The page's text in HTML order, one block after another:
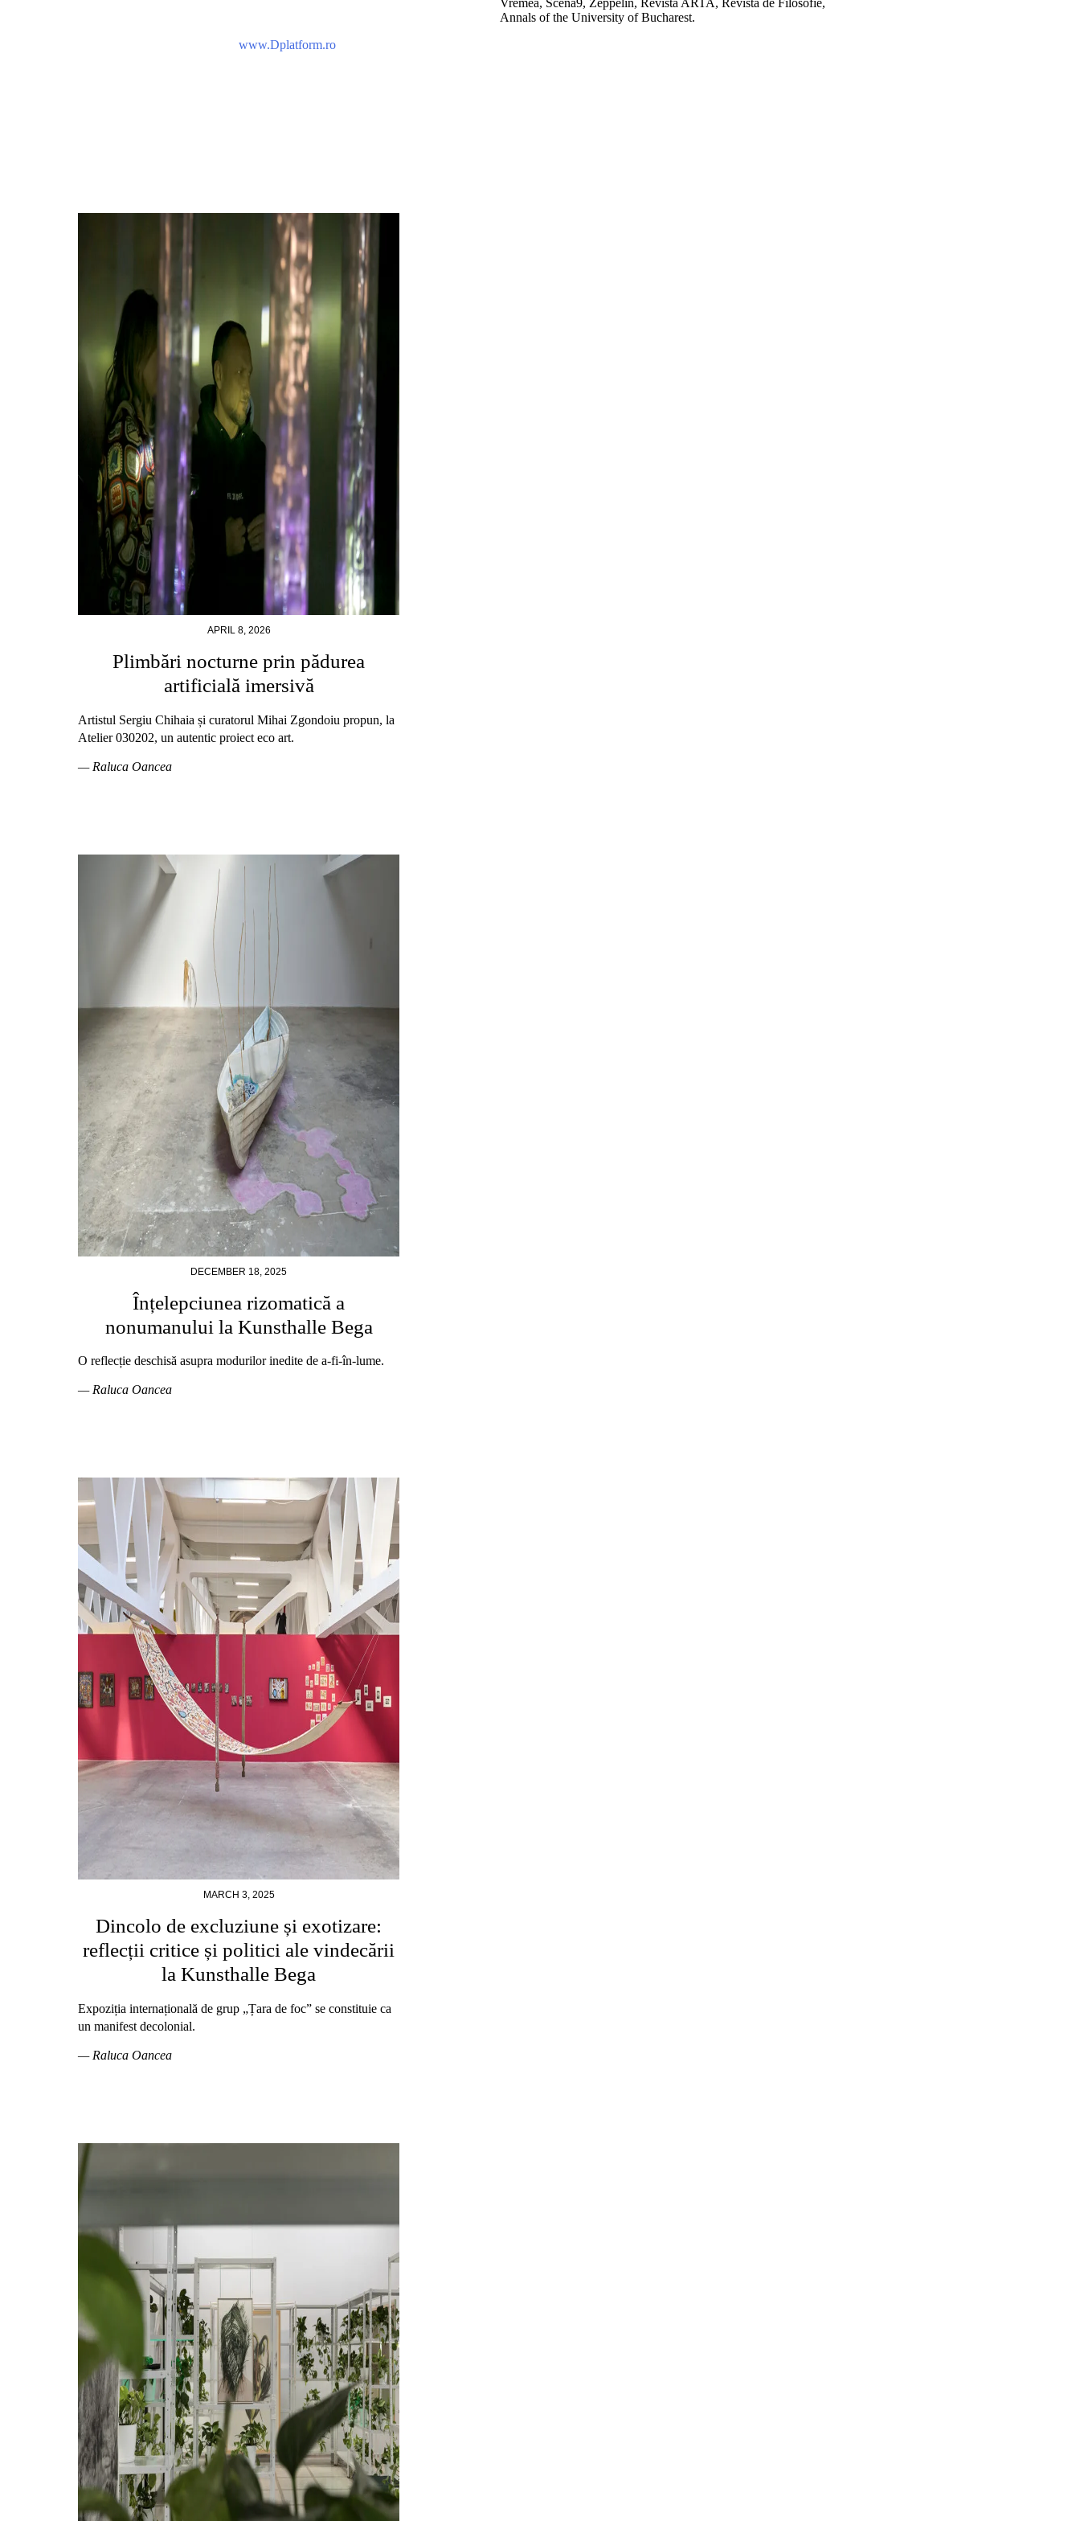
Vremea, Scena9, Zeppelin, Revista ARTA, Revista de Filosofie,
Annals of the University of Bucharest.
www.Dplatform.ro
APRIL 8, 2026
Plimbări nocturne prin pădurea
artificială imersivă
Artistul Sergiu Chihaia și curatorul Mihai Zgondoiu propun, la
Atelier 030202, un autentic proiect eco art.
— Raluca Oancea
DECEMBER 18, 2025
Înțelepciunea rizomatică a
nonumanului la Kunsthalle Bega
O reflecție deschisă asupra modurilor inedite de a-fi-în-lume.
— Raluca Oancea
MARCH 3, 2025
Dincolo de excluziune și exotizare:
reflecții critice și politici ale vindecării
la Kunsthalle Bega
Expoziția internațională de grup „Țara de foc” se constituie ca
un manifest decolonial.
— Raluca Oancea